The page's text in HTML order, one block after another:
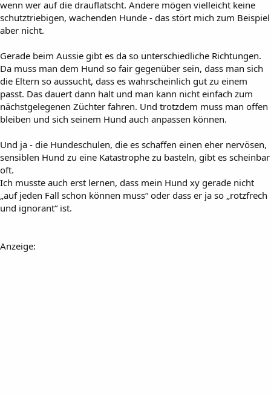
wenn wer auf die drauflatscht. Andere mögen vielleicht keine
schutztriebigen, wachenden Hunde - das stört mich zum Beispiel
aber nicht.
Gerade beim Aussie gibt es da so unterschiedliche Richtungen.
Da muss man dem Hund so fair gegenüber sein, dass man sich
die Eltern so aussucht, dass es wahrscheinlich gut zu einem
passt. Das dauert dann halt und man kann nicht einfach zum
nächstgelegenen Züchter fahren. Und trotzdem muss man offen
bleiben und sich seinem Hund auch anpassen können.
Und ja - die Hundeschulen, die es schaffen einen eher nervösen,
sensiblen Hund zu eine Katastrophe zu basteln, gibt es scheinbar
oft.
Ich musste auch erst lernen, dass mein Hund xy gerade nicht
„auf jeden Fall schon können muss“ oder dass er ja so „rotzfrech
und ignorant“ ist.
Anzeige: